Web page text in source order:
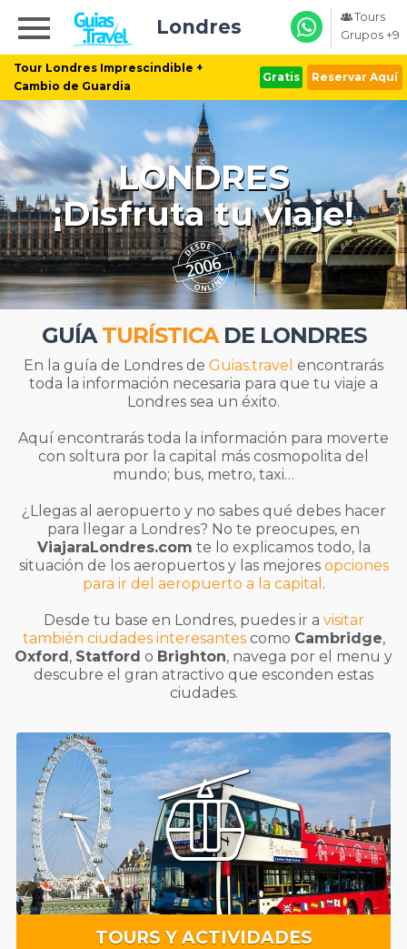
Tour Londres Imprescindible +
Cambio de Guardia
Gratis Reservar Aquí
Londres
Tours
Grupos +9
LONDRES
¡Disfruta tu viaje!
GUÍATURÍSTICADE LONDRES
En la guía de Londres de Guias.travel encontrarás
toda la información necesaria para que tu viaje a
Londres sea un éxito.
Aquí encontrarás toda la información para moverte
con soltura por la capital más cosmopolita del
mundo; bus, metro, taxi…
¿Llegas al aeropuerto y no sabes qué debes hacer
para llegar a Londres? No te preocupes, en
ViajaraLondres.com te lo explicamos todo, la
situación de los aeropuertos y las mejores opciones
para ir del aeropuerto a la capital .
Desde tu base en Londres, puedes ir a visitar
también ciudades interesantescomo Cambridge,
Oxford, Statford o Brighton, navega por el menu y
descubre el gran atractivo que esconden estas
ciudades.
TOURS Y ACTIVIDADES